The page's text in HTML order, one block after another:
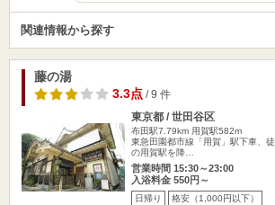
関連情報から探す
藤の湯
3.3点/ 9 件
東京都 / 世田谷区
布田駅7.79km 用賀駅582m
東急田園都市線「用賀」駅下車、
の用賀駅を降…
営業時間 15:30～23:00
入浴料金 550円～
日帰り 格安（1,000円以下）